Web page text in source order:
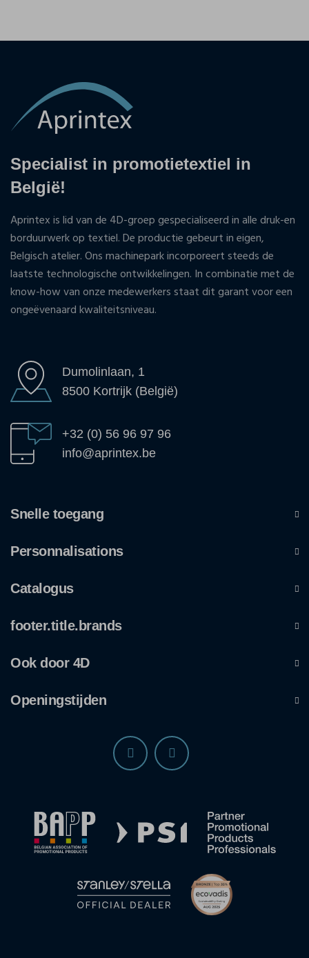
Specialist in promotietextiel in
België!
Aprintex is lid van de 4D-groep gespecialiseerd in alle druk-en
borduurwerk op textiel. De productie gebeurt in eigen,
Belgisch atelier. Ons machinepark incorporeert steeds de
laatste technologische ontwikkelingen. In combinatie met de
know-how van onze medewerkers staat dit garant voor een
ongeëvenaard kwaliteitsniveau.
Dumolinlaan, 1
8500 Kortrijk (België)
+32 (0) 56 96 97 96
info@aprintex.be
Snelle toegang
Personnalisations
Catalogus
footer.title.brands
Ook door 4D
Openingstijden